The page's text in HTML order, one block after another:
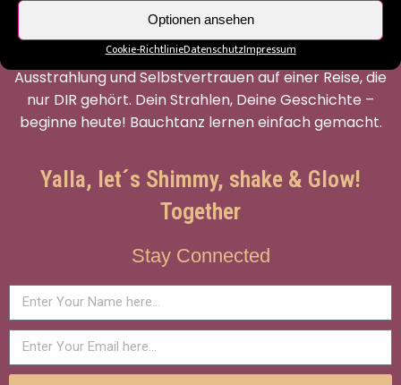
Optionen ansehen
Cookie-RichtlinieDatenschutzImpressum
Entdecke mit mir den Weg zu Deinem neuen
Körpergefühl. Genieße die Transformation,
Ausstrahlung und Selbstvertrauen auf einer Reise, die
nur DIR gehört. Dein Strahlen, Deine Geschichte –
beginne heute! Bauchtanz lernen einfach gemacht.
Yalla, let´s Shimmy, shake & Glow!
Together
Stay Connected